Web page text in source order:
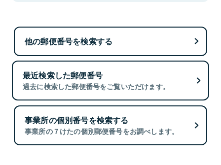
他の郵便番号を検索する
最近検索した郵便番号
過去に検索した郵便番号をご覧いただけます。
事業所の個別番号を検索する
事業所の７けたの個別郵便番号をお調べします。